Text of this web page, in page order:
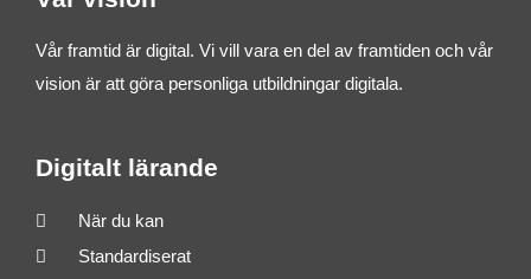
Vår framtid är digital. Vi vill vara en del av framtiden och vår
vision är att göra personliga utbildningar digitala.
Digitalt lärande
När du kan
Standardiserat